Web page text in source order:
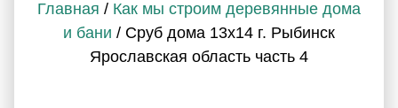
Главная / Как мы строим деревянные дома
и бани / Сруб дома 13х14 г. Рыбинск
Ярославская область часть 4